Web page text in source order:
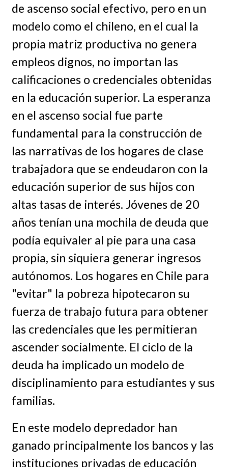
de ascenso social efectivo, pero en un
modelo como el chileno, en el cual la
propia matriz productiva no genera
empleos dignos, no importan las
calificaciones o credenciales obtenidas
en la educación superior. La esperanza
en el ascenso social fue parte
fundamental para la construcción de
las narrativas de los hogares de clase
trabajadora que se endeudaron con la
educación superior de sus hijos con
altas tasas de interés. Jóvenes de 20
años tenían una mochila de deuda que
podía equivaler al pie para una casa
propia, sin siquiera generar ingresos
autónomos. Los hogares en Chile para
"evitar" la pobreza hipotecaron su
fuerza de trabajo futura para obtener
las credenciales que les permitieran
ascender socialmente. El ciclo de la
deuda ha implicado un modelo de
disciplinamiento para estudiantes y sus
familias.
En este modelo depredador han
ganado principalmente los bancos y las
instituciones privadas de educación